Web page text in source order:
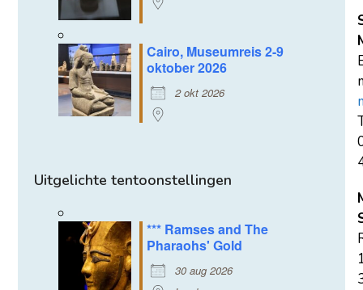
Cairo, Museumreis 2-9
oktober 2026
2 okt 2026
Uitgelichte tentoonstellingen
*** Ramses and The
Pharaohs' Gold
30 aug 2026